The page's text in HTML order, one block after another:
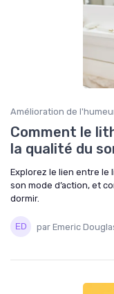
Amélioration de
Comment le
la qualité du
Explorez le lien entre le
son mode d’action, et
dormir.
par Emeric